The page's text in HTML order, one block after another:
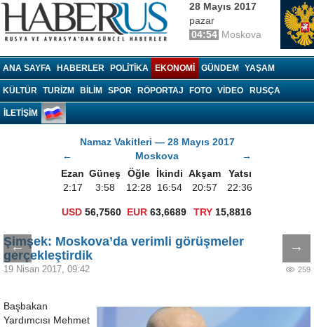
28 Mayıs 2017
pazar
04:54 Moskova
ANA SAYFA HABERLER POLITIKA EKONOMI GÜNDEM YAŞAM
KÜLTÜR TURIZM BILIM SPOR RÖPORTAJ FOTO VIDEO RUSÇA
İLETİŞİM
Namaz Vakitleri — 28 Mayıs 2017
←
Moskova
→
Ezan Güneş Öğle İkindi Akşam
Yatsı
2:17
3:58 12:28 16:54 20:57 22:36
USD 56,7560 EUR 63,6689 TRY15,8816
← →
Şimşek: Moskova’da verimli görüşmeler
gerçekleştirdik
19 Nisan 2017, 09:42 259
Başbakan
Yardımcısı Mehmet